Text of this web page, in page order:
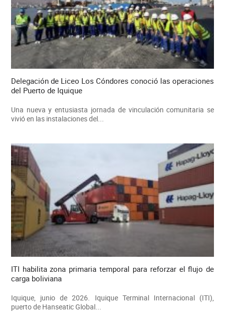
Delegación de Liceo Los Cóndores conoció las operaciones
del Puerto de Iquique
Una nueva y entusiasta jornada de vinculación comunitaria se
vivió en las instalaciones del...
ITI habilita zona primaria temporal para reforzar el flujo de
carga boliviana
Iquique, junio de 2026. Iquique Terminal Internacional (ITI),
puerto de Hanseatic Global...